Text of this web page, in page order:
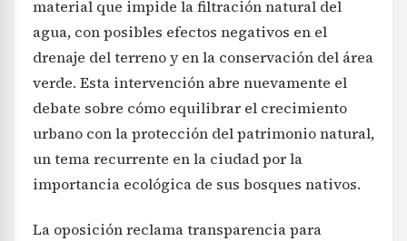
material que impide la filtración natural del
agua, con posibles efectos negativos en el
drenaje del terreno y en la conservación del área
verde. Esta intervención abre nuevamente el
debate sobre cómo equilibrar el crecimiento
urbano con la protección del patrimonio natural,
un tema recurrente en la ciudad por la
importancia ecológica de sus bosques nativos.
La oposición reclama transparencia para